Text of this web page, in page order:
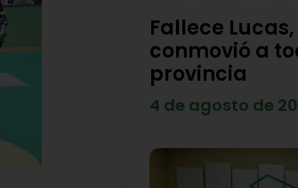
Fallece
conmovió a
provincia
4 de agosto de